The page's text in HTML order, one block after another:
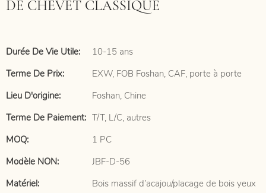
DE CHEVET CLASSIQUE
Durée De Vie Utile:
10-15 ans
Terme De Prix:
EXW, FOB Foshan, CAF, porte à porte
Lieu D'origine:
Foshan, Chine
Terme De Paiement: T/T, L/C, autres
MOQ:
1 PC
Modèle NON:
JBF-D-56
Matériel:
Bois massif d’acajou/placage de bois yeux